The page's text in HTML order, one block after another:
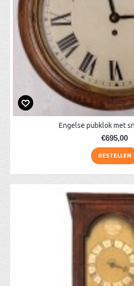
Engelse pubklok met
€695,00
BESTELLEN